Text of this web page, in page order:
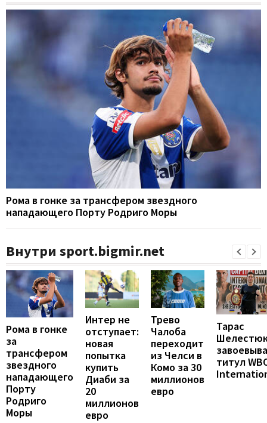
Рома в гонке за трансфером звездного
нападающего Порту Родриго Моры
Внутри sport.bigmir.net
Рома в гонке
за
трансфером
звездного
нападающего
Порту
Родриго
Моры
Интер не
отступает:
новая
попытка
купить
Диаби за
20
миллионов
евро
Трево
Чалоба
переходит
из Челси в
Комо за 30
миллионов
евро
Тарас
титул